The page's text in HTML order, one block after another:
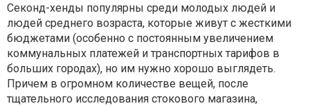
Секонд-хенды популярны среди молодых людей и
людей среднего возраста, которые живут с жесткими
бюджетами (особенно с постоянным увеличением
коммунальных платежей и транспортных тарифов в
больших городах), но им нужно хорошо выглядеть.
Причем в огромном количестве вещей, после
тщательного исследования стокового магазина,